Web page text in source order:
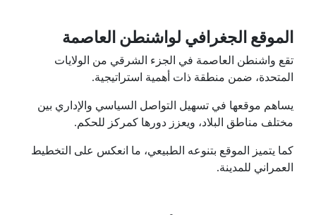
الموقع الجغرافي لواشنطن العاصمة
تقع واشنطن العاصمة في الجزء الشرقي من الولايات
المتحدة، ضمن منطقة ذات أهمية استراتيجية.
يساهم موقعها في تسهيل التواصل السياسي والإداري بين
مختلف مناطق البلاد، ويعزز دورها كمركز للحكم.
كما يتميز الموقع بتنوعه الطبيعي، ما انعكس على التخطيط
العمراني للمدينة.